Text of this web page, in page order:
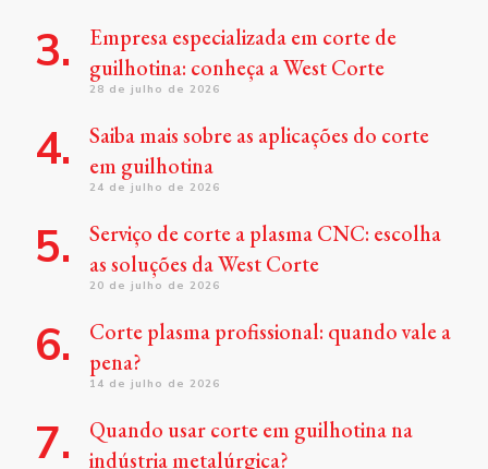
Empresa especializada em corte de
guilhotina: conheça a West Corte
28 de julho de 2026
Saiba mais sobre as aplicações do corte
em guilhotina
24 de julho de 2026
Serviço de corte a plasma CNC: escolha
as soluções da West Corte
20 de julho de 2026
Corte plasma profissional: quando vale a
pena?
14 de julho de 2026
Quando usar corte em guilhotina na
indústria metalúrgica?